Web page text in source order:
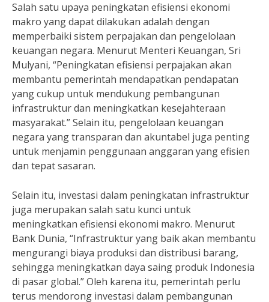
Salah satu upaya peningkatan efisiensi ekonomi
makro yang dapat dilakukan adalah dengan
memperbaiki sistem perpajakan dan pengelolaan
keuangan negara. Menurut Menteri Keuangan, Sri
Mulyani, “Peningkatan efisiensi perpajakan akan
membantu pemerintah mendapatkan pendapatan
yang cukup untuk mendukung pembangunan
infrastruktur dan meningkatkan kesejahteraan
masyarakat.” Selain itu, pengelolaan keuangan
negara yang transparan dan akuntabel juga penting
untuk menjamin penggunaan anggaran yang efisien
dan tepat sasaran.
Selain itu, investasi dalam peningkatan infrastruktur
juga merupakan salah satu kunci untuk
meningkatkan efisiensi ekonomi makro. Menurut
Bank Dunia, “Infrastruktur yang baik akan membantu
mengurangi biaya produksi dan distribusi barang,
sehingga meningkatkan daya saing produk Indonesia
di pasar global.” Oleh karena itu, pemerintah perlu
terus mendorong investasi dalam pembangunan